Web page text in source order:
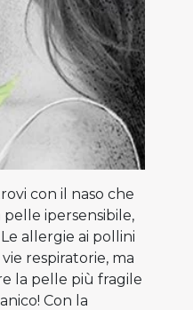
con il naso che
ipersensibile,
allergie ai pollini
respiratorie, ma
la pelle più fragile
Con la